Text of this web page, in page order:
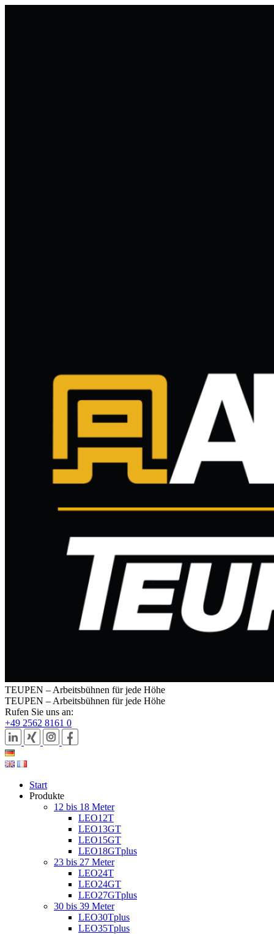
TEUPEN – Arbeitsbühnen für jede Höhe
TEUPEN – Arbeitsbühnen für jede Höhe
Rufen Sie uns an:
+49 2562 8161 0
Start
Produkte
12 bis 18 Meter
LEO12T
LEO13GT
LEO15GT
LEO18GTplus
23 bis 27 Meter
LEO24T
LEO24GT
LEO27GTplus
30 bis 39 Meter
LEO30Tplus
LEO35Tplus